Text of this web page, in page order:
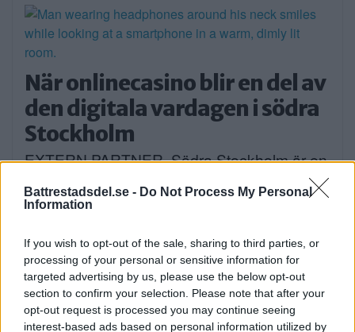
Battrestadsdel.se - Do Not Process My Personal
Information
If you wish to opt-out of the sale, sharing to third parties, or
processing of your personal or sensitive information for
targeted advertising by us, please use the below opt-out
section to confirm your selection. Please note that after your
opt-out request is processed you may continue seeing
interest-based ads based on personal information utilized by
När onlinecasino blir en del av
den digitala vardagen i södra
Stockholm
EXTERN PARTNER. Södra Stockholm är en
del av […]